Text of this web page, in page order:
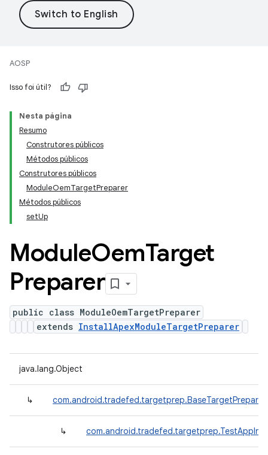
AOSP
Isso foi útil?
Nesta página
Resumo
Construtores públicos
Métodos públicos
Construtores públicos
ModuleOemTargetPreparer
Métodos públicos
setUp
ModuleOemTarget
Preparer
public class ModuleOemTargetPreparer
extends InstallApexModuleTargetPreparer
java.lang.Object
↳ com.android.tradefed.targetprep.BaseTargetPreparer
↳